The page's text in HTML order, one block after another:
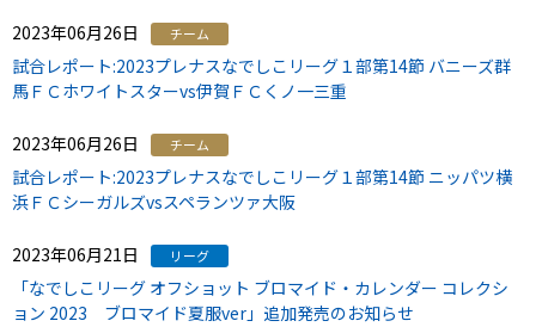
2023年06月26日 チーム
試合レポート:2023プレナスなでしこリーグ１部第14節 バニーズ群
馬ＦＣホワイトスターvs伊賀ＦＣくノ一三重
2023年06月26日 チーム
試合レポート:2023プレナスなでしこリーグ１部第14節 ニッパツ横
浜ＦＣシーガルズvsスペランツァ大阪
2023年06月21日 リーグ
「なでしこリーグ オフショット ブロマイド・カレンダー コレクシ
ョン 2023 ブロマイド夏服ver」追加発売のお知らせ